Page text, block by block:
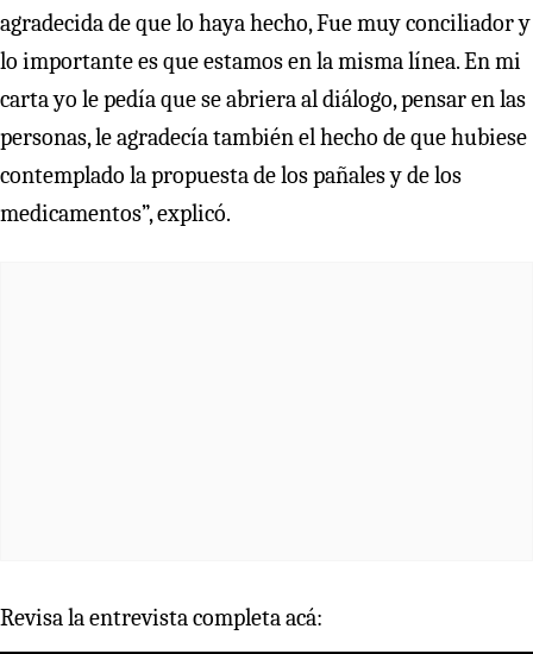
agradecida de que lo haya hecho, Fue muy conciliador y
lo importante es que estamos en la misma línea. En mi
carta yo le pedía que se abriera al diálogo, pensar en las
personas, le agradecía también el hecho de que hubiese
contemplado la propuesta de los pañales y de los
medicamentos”, explicó.
Revisa la entrevista completa acá: